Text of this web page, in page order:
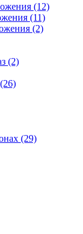
(12)
(11)
(2)
(2)
(26)
(29)